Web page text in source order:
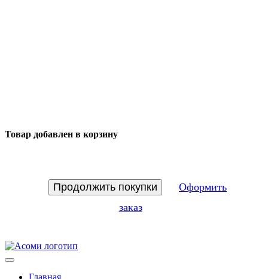
Товар добавлен в корзину
Продолжить покупки
Оформить
заказ